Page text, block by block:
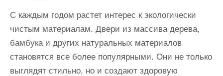
С каждым годом растет интерес к экологически
чистым материалам. Двери из массива дерева,
бамбука и других натуральных материалов
становятся все более популярными. Они не только
выглядят стильно, но и создают здоровую